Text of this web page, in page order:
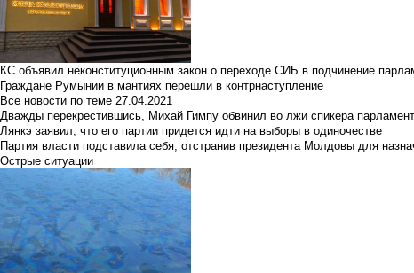
КС объявил неконституционным закон о переходе СИБ в подчинение
Граждане Румынии в мантиях перешли в контрнаступление
Все новости по теме 27.04.2021
Дважды перекрестившись, Михай Гимпу обвинил во лжи спикера
Лянкэ заявил, что его партии придется идти на выборы в одиночестве
Партия власти подставила себя, отстранив президента Молдовы для
Острые ситуации